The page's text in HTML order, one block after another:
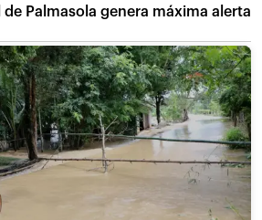
Palmasola genera máxima alerta